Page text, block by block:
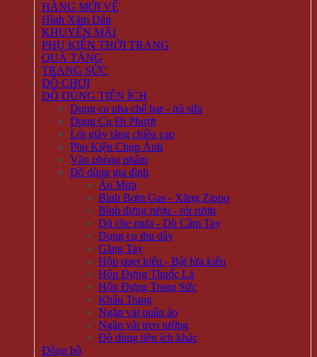
HÀNG MỚI VỀ
Hình Xăm Dán
KHUYẾN MÃI
PHỤ KIỆN THỜI TRANG
QUÀ TẶNG
TRANG SỨC
ĐỒ CHƠI
ĐỒ DÙNG TIỆN ÍCH
Dụng cụ pha chế bar - trà sữa
Dụng Cụ Đi Phượt
Lót giày tăng chiều cao
Phụ Kiện Chụp Ảnh
Văn phòng phẩm
Đồ dùng gia đình
Áo Mưa
Bình Bơm Gas - Xăng Zippo
Bình đựng rượu - rót rượu
Dù che mưa - Dù Cầm Tay
Dụng cụ thu dây
Găng Tay
Hộp quẹt kiểu - Bật lửa kiểu
Hộp Đựng Thuốc Lá
Hộp Đựng Trang Sức
Khẩu Trang
Ngăn vải quần áo
Ngăn vải treo tường
Đồ dùng tiện ích khác
Đồng hồ